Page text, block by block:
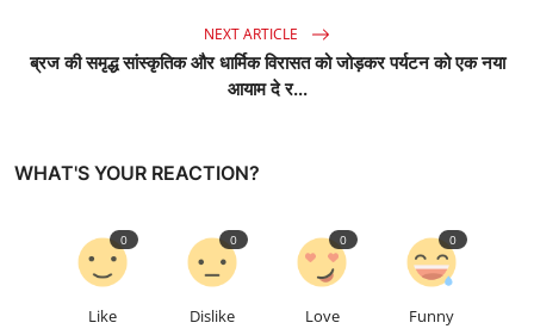
NEXT ARTICLE
ब्रज की समृद्ध सांस्कृतिक और धार्मिक विरासत को जोड़कर पर्यटन को एक नया
आयाम दे र...
WHAT'S YOUR REACTION?
Like
0
Dislike
0
Love
0
Funny
0